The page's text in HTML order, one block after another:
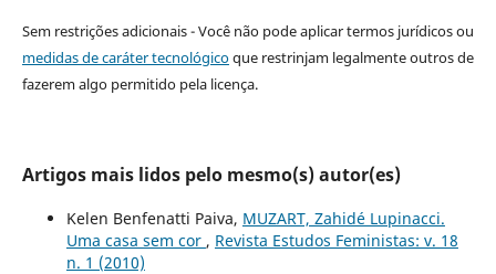
Sem restrições adicionais - Você não pode aplicar termos jurídicos ou
medidas de caráter tecnológicoque restrinjam legalmente outros de
fazerem algo permitido pela licença.
Artigos mais lidos pelo mesmo(s) autor(es)
Kelen Benfenatti Paiva, MUZART, Zahidé Lupinacci.
Uma casa sem cor , Revista Estudos Feministas: v. 18
n. 1 (2010)